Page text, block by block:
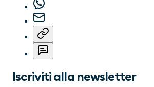
Iscriviti alla newsletter